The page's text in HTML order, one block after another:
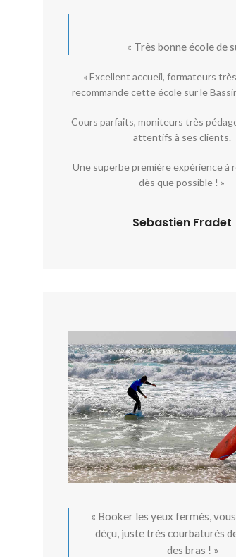
« Très bonne école de
« Excellent accueil, formateurs
recommande cette école sur le
Cours parfaits, moniteurs très
attentifs à ses clients.
Une superbe première expérience à
dès que possible ! »
Sebastien Fradet
« Booker les yeux fermés,
déçu, juste très courbaturés
des bras ! »